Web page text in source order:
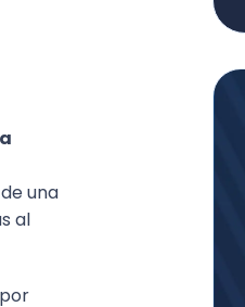
una
al